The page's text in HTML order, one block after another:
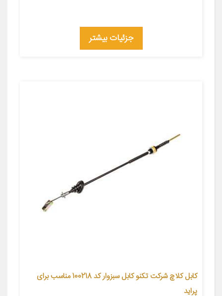
جزئیات بیشتر
کابل کلاچ شرکت تکنو کابل سبزوار کد 100218 مناسب برای
پراید